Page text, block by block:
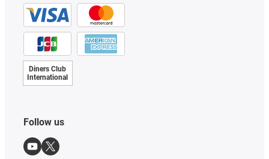
Diners Club
International
Follow us